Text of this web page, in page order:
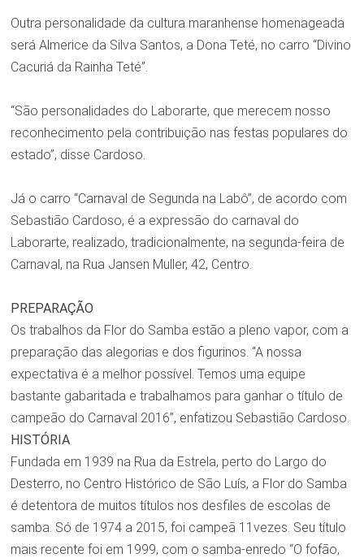
Outra personalidade da cultura maranhense homenageada
será Almerice da Silva Santos, a Dona Teté, no carro “Divino
Cacuriá da Rainha Teté”.
“São personalidades do Laborarte, que merecem nosso
reconhecimento pela contribuição nas festas populares do
estado”, disse Cardoso.
Já o carro “Carnaval de Segunda na Labô”, de acordo com
Sebastião Cardoso, é a expressão do carnaval do
Laborarte, realizado, tradicionalmente, na segunda-feira de
Carnaval, na Rua Jansen Muller, 42, Centro.
PREPARAÇÃO
Os trabalhos da Flor do Samba estão a pleno vapor, com a
preparação das alegorias e dos figurinos. “A nossa
expectativa é a melhor possível. Temos uma equipe
bastante gabaritada e trabalhamos para ganhar o título de
campeão do Carnaval 2016”, enfatizou Sebastião Cardoso.
HISTÓRIA
Fundada em 1939 na Rua da Estrela, perto do Largo do
Desterro, no Centro Histórico de São Luís, a Flor do Samba
é detentora de muitos títulos nos desfiles de escolas de
samba. Só de 1974 a 2015, foi campeã 11vezes. Seu título
mais recente foi em 1999, com o samba-enredo “O fofão,